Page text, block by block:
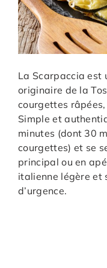
La Scarpaccia est
originaire de la
courgettes
Simple et
minutes (dont 30
courgettes) et se
principal ou en
italienne légère et
d’urgence.